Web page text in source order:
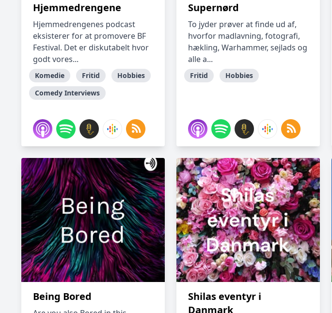
Hjemmedrengene
Hjemmedrengenes podcast
eksisterer for at promovere BF
Festival. Det er diskutabelt hvor
godt vores...
Komedie Fritid
Hobbies
Comedy Interviews
Supernørd
To jyder prøver at finde ud af,
hvorfor madlavning, fotografi,
hækling, Warhammer, sejlads og
alle a...
Fritid Hobbies
Being Bored
Shilas eventyr i
Danmark